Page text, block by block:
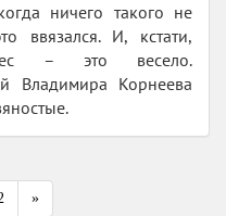
ничего такого не
ввязался. И, кстати,
– это весело.
Владимира Корнеева
»